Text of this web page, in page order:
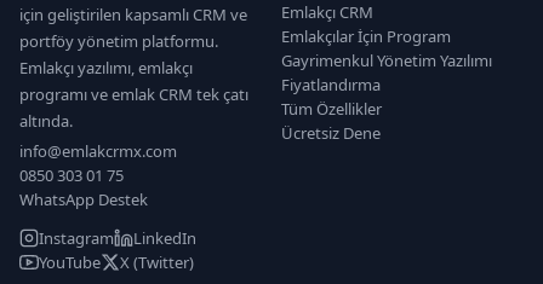
için geliştirilen kapsamlı CRM ve
portföy yönetim platformu.
Emlakçı yazılımı, emlakçı
programı ve emlak CRM tek çatı
altında.
info@emlakcrmx.com
0850 303 01 75
WhatsApp Destek
Instagram
LinkedIn
YouTube
X (Twitter)
Emlakçı CRM
Emlakçılar İçin Program
Gayrimenkul Yönetim Yazılımı
Fiyatlandırma
Tüm Özellikler
Ücretsiz Dene